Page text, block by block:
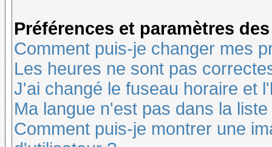
Préférences et paramètres
Comment puis-je changer mes
Les heures ne sont pas
J'ai changé le fuseau horaire et
Ma langue n'est pas dans la liste
Comment puis-je montrer une